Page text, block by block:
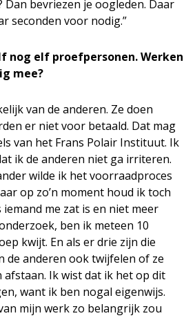
bevriezen je oogleden. Daar
seconden voor nodig.”
nog elf proefpersonen. Werken
mee?
van de anderen. Ze doen
er niet voor betaald. Dat mag
van het Frans Polair Instituut. Ik
ik de anderen niet ga irriteren.
wilde ik het voorraadproces
op zo’n moment houd ik toch
iemand me zat is en niet meer
ben ik meteen 10
kwijt. En als er drie zijn die
de anderen ook twijfelen of ze
afstaan. Ik wist dat ik het op dit
want ik ben nogal eigenwijs.
mijn werk zo belangrijk zou